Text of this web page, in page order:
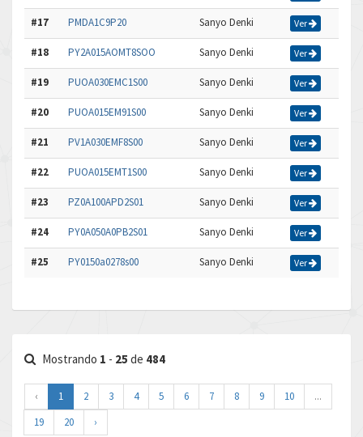
#17 PMDA1C9P20 Sanyo Denki Ver
#18 PY2A015AOMT8SOO Sanyo Denki Ver
#19 PUOA030EMC1S00 Sanyo Denki Ver
#20 PUOA015EM91S00 Sanyo Denki Ver
#21 PV1A030EMF8S00 Sanyo Denki Ver
#22 PUOA015EMT1S00 Sanyo Denki Ver
#23 PZ0A100APD2S01 Sanyo Denki Ver
#24 PY0A050A0PB2S01 Sanyo Denki Ver
#25 PY0150a0278s00 Sanyo Denki Ver
Mostrando 1 - 25 de 484
‹ 1 2 3 4 5 6 7 8 9 10
...
19
20 ›